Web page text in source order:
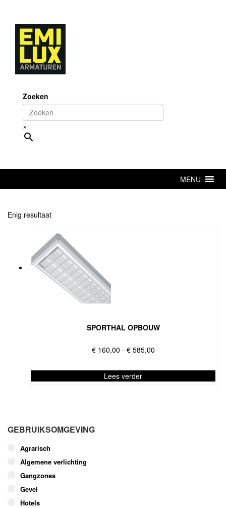
content
Zoeken
×
MENU
Enig resultaat
SPORTHAL OPBOUW
€160,00 - €585,00Prijsklasse:
tot
€ 585,00
Lees verder
variaties.
optie
kan
gekozen
worden
op
GEBRUIKSOMGEVING
Agrarisch
Algemene verlichting
Gangzones
Gevel
Hotels